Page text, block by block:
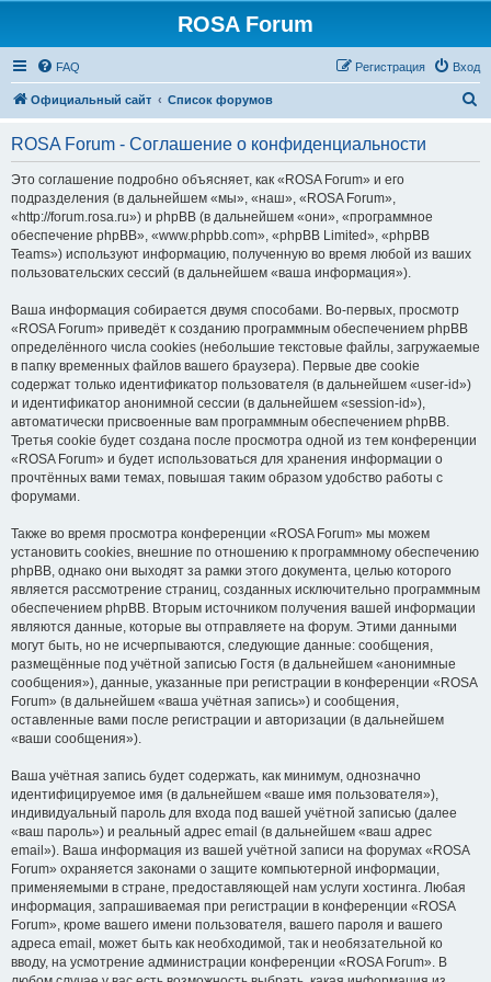
ROSA Forum
FAQ Вход
Регистрация
Официальный сайт Список форумов
ROSA Forum - Соглашение о конфиденциальности
Это соглашение подробно объясняет, как «ROSA Forum» и его
подразделения (в дальнейшем «мы», «наш», «ROSA Forum»,
«http://forum.rosa.ru») и phpBB (в дальнейшем «они», «программное
обеспечение phpBB», «www.phpbb.com», «phpBB Limited», «phpBB
Teams») используют информацию, полученную во время любой из ваших
пользовательских сессий (в дальнейшем «ваша информация»).
Ваша информация собирается двумя способами. Во-первых, просмотр
«ROSA Forum» приведёт к созданию программным обеспечением phpBB
определённого числа cookies (небольшие текстовые файлы, загружаемые
в папку временных файлов вашего браузера). Первые две cookie
содержат только идентификатор пользователя (в дальнейшем «user-id»)
и идентификатор анонимной сессии (в дальнейшем «session-id»),
автоматически присвоенные вам программным обеспечением phpBB.
Третья cookie будет создана после просмотра одной из тем конференции
«ROSA Forum» и будет использоваться для хранения информации о
прочтённых вами темах, повышая таким образом удобство работы с
форумами.
Также во время просмотра конференции «ROSA Forum» мы можем
установить cookies, внешние по отношению к программному обеспечению
phpBB, однако они выходят за рамки этого документа, целью которого
является рассмотрение страниц, созданных исключительно программным
обеспечением phpBB. Вторым источником получения вашей информации
являются данные, которые вы отправляете на форум. Этими данными
могут быть, но не исчерпываются, следующие данные: сообщения,
размещённые под учётной записью Гостя (в дальнейшем «анонимные
сообщения»), данные, указанные при регистрации в конференции «ROSA
Forum» (в дальнейшем «ваша учётная запись») и сообщения,
оставленные вами после регистрации и авторизации (в дальнейшем
«ваши сообщения»).
Ваша учётная запись будет содержать, как минимум, однозначно
идентифицируемое имя (в дальнейшем «ваше имя пользователя»),
индивидуальный пароль для входа под вашей учётной записью (далее
«ваш пароль») и реальный адрес email (в дальнейшем «ваш адрес
email»). Ваша информация из вашей учётной записи на форумах «ROSA
Forum» охраняется законами о защите компьютерной информации,
применяемыми в стране, предоставляющей нам услуги хостинга. Любая
информация, запрашиваемая при регистрации в конференции «ROSA
Forum», кроме вашего имени пользователя, вашего пароля и вашего
адреса email, может быть как необходимой, так и необязательной ко
вводу, на усмотрение администрации конференции «ROSA Forum». В